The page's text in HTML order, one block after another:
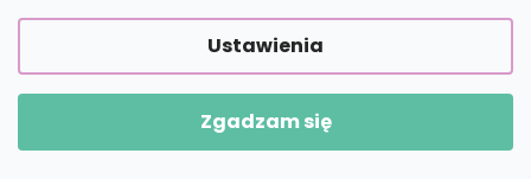
Ustawienia
Zgadzam się
BEZPIECZNE OPCJE PŁATNOŚCI
Opracował Shoptet Premium|UpraviloFV STUDIO
Wymalujtosam.pl. Wszystkie prawa zastrzeżone.